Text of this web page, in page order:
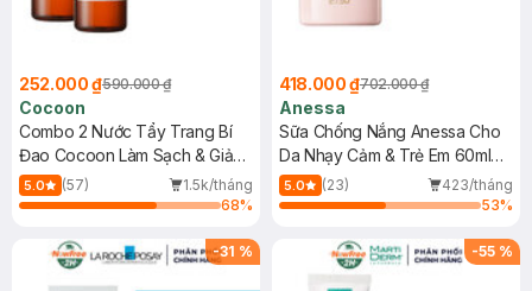
252.000 ₫590.000 ₫
Cocoon
Combo 2 Nước Tẩy Trang Bí
Đao Cocoon Làm Sạch & Giảm
Dầu 500ml
5.0 (57)
1.5k/tháng
68%
418.000 ₫702.000 ₫
Anessa
Sữa Chống Nắng Anessa Cho
Da Nhạy Cảm & Trẻ Em 60ml
(Mới)
5.0 (23)
423/tháng
53%
-31 % -55 %